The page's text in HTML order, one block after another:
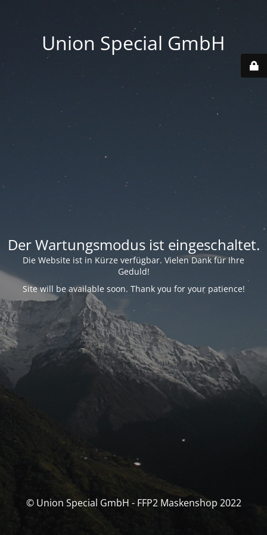
Union Special GmbH
Der Wartungsmodus ist eingeschaltet.
Die Website ist in Kürze verfügbar. Vielen Dank für Ihre
Geduld!
Site will be available soon. Thank you for your patience!
© Union Special GmbH - FFP2 Maskenshop 2022